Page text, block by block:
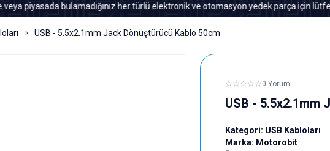
bulamadığınız her türlü elektronik ve otomasyon yedek parça için lütfen
USB - 5.5x2.1mm Jack Dönüştürücü Kablo 50cm
0 Yorum
USB - 5.5x2.1mm
Kategori: USB Kabloları
Marka: Motorobit